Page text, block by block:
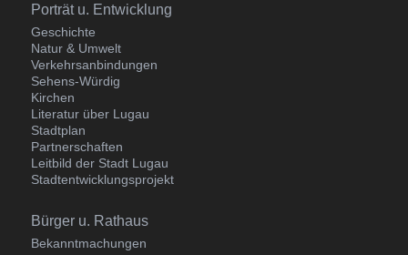
Navigation
überspringen
Porträt u. Entwicklung
Geschichte
Natur & Umwelt
Verkehrsanbindungen
Sehens-Würdig
Kirchen
Literatur über Lugau
Stadtplan
Partnerschaften
Leitbild der Stadt Lugau
Stadtentwicklungsprojekt
Navigation
überspringen
Bürger u. Rathaus
Bekanntmachungen